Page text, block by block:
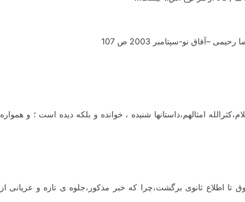
نو-سپتامبر 2003 ص 107
امثالهم،داستانها شنیده ، خوانده و بلکه دیده است ؛ و همواره
تا اطلاع ثانوی برگشت،چرا که خبر مذکور،جلوه ی تازه و عریانی از